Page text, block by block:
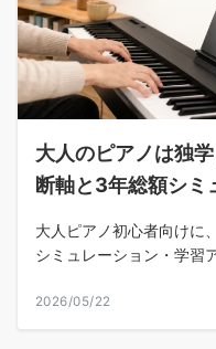
大人のピアノは独
断軸と3年総額シミ
大人ピアノ初心者向けに
シミュレーション・学習
2026/05/22